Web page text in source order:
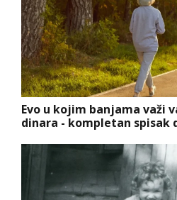
Evo u kojim banjama važi
dinara - kompletan spisak